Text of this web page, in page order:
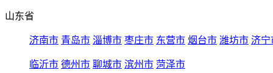
山东省
济南市 青岛市 淄博市 枣庄市 东营市 烟台市 潍坊市 济宁
临沂市 德州市 聊城市 滨州市 菏泽市